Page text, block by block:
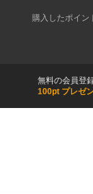
購入したポイン
無料の会員登
100pt プレゼ